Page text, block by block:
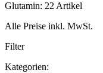
Glutamin: 22 Artikel
Alle Preise inkl. MwSt.
Filter
Kategorien: